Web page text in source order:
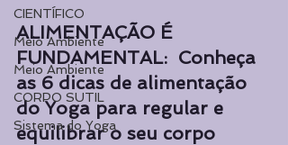
CIENTÍFICO
Meio Ambiente
Meio Ambiente
CORPO SUTIL
Sistema do Yoga
ALIMENTAÇÃO É
FUNDAMENTAL:  Conheça
as 6 dicas de alimentação
do Yoga para regular e
equilibrar o seu corpo